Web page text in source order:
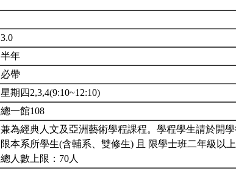
3.0
半年
必帶
星期四2,3,4(9:10~12:10)
總一館108
兼為經典人文及亞洲藝術學程課程。學程學生請於開
限本系所學生(含輔系、雙修生) 且 限學士班二年級以上
總人數上限：70人